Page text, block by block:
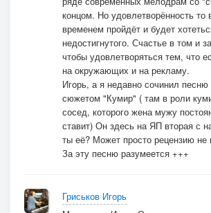
А ей снился берег турецкий,
Как шубку приносят ей в дар!
И как её Вася совсем не по детски
Гоняет метлой янычар!
Вот там то она,как в нирване,
К тому ж под надежным щитом!
Защитник же громко храпел на
Упрямо достраивал дом!
Проигрыш:
Супруги решили опять из-за ссоры
концом. Но удовлетворённость то
временем пройдёт и будет
недостигнутого. Счастье в том и
чтобы удовлетворяться тем, что
на окружающих и на рекламу.
Игорь, а я недавно сочинил
сюжетом "Кумир" ( там в роли
сосед, которого жена мужу
ставит) Он здесь на ЯП вторая с
ты её? Может просто рецензию не
За эту песню разумеется +++
Гриськов Игорь